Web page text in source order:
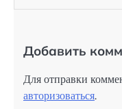
Добавить
Для отправки
авторизоваться.